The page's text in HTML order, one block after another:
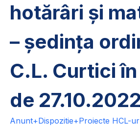
hotărâri și
– ședința
C.L. Curtici
de 27.10.2022
Anunt+Dispozitie+Proiecte HCL-